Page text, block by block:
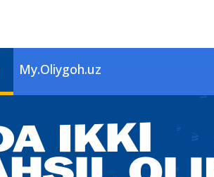
My.Oliygoh.uz